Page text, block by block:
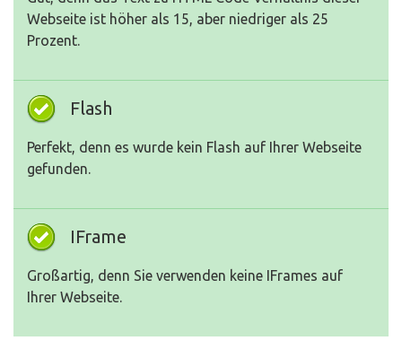
Webseite ist höher als 15, aber niedriger als 25
Prozent.
Flash
Perfekt, denn es wurde kein Flash auf Ihrer Webseite
gefunden.
IFrame
Großartig, denn Sie verwenden keine IFrames auf
Ihrer Webseite.